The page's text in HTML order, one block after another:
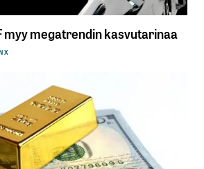
myy megatrendin kasvutarinaa
X